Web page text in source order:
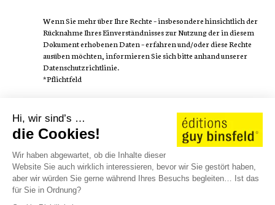
Wenn Sie mehr über Ihre Rechte – insbesondere hinsichtlich der
Rücknahme Ihres Einverständnisses zur Nutzung der in diesem
Dokument erhobenen Daten – erfahren und/oder diese Rechte
ausüben möchten, informieren Sie sich bitte anhand unserer
Datenschutzrichtlinie.
*Pflichtfeld
FOLGEN SIE
AUTOREN WE LOVE STORIES
Hi, wir sind’s …
die Cookies!
Wir haben abgewartet, ob die Inhalte dieser
Website Sie auch wirklich interessieren, bevor wir Sie gestört haben,
aber wir würden Sie gerne während Ihres Besuchs begleiten… Ist das
für Sie in Ordnung?